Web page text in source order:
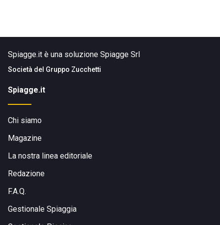
Spiagge.it è una soluzione Spiagge Srl
Società del Gruppo Zucchetti
Spiagge.it
Chi siamo
Magazine
La nostra linea editoriale
Redazione
F.A.Q.
Gestionale Spiaggia